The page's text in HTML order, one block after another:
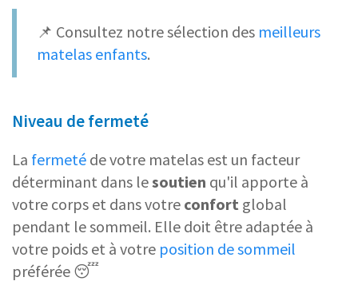
📌 Consultez notre sélection des meilleurs
matelas enfants.
Niveau de fermeté
La fermeté de votre matelas est un facteur
déterminant dans lesoutien qu'il apporte à
votre corps et dans votre confort global
pendant le sommeil. Elle doit être adaptée à
votre poids et à votre position de sommeil
préférée 😴